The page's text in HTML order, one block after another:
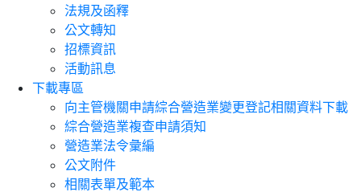
法規及函釋
公文轉知
招標資訊
活動訊息
下載專區
向主管機關申請綜合營造業變更登記相關資料下載
綜合營造業複查申請須知
營造業法令彙編
公文附件
相關表單及範本